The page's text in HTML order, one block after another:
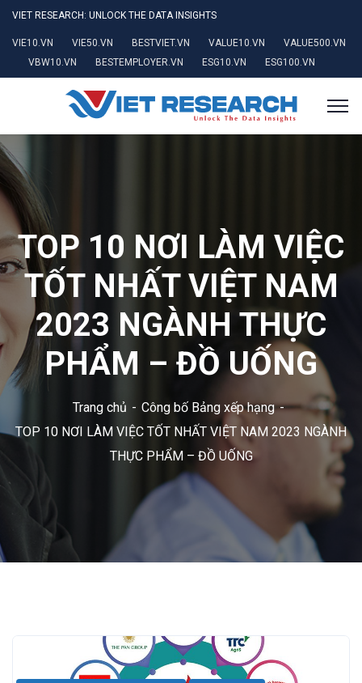
VIET RESEARCH: UNLOCK THE DATA INSIGHTS
VIE10.VN VIE50.VN BESTVIET.VN VALUE10.VN
VALUE500.VN
VBW10.VN
BESTEMPLOYER.VN ESG10.VN ESG100.VN
TOP 10 NƠI LÀM VIỆC
TỐT NHẤT VIỆT NAM
2023 NGÀNH THỰC
PHẨM – ĐỒ UỐNG
Trang chủ
Công bố Bảng xếp hạng
TOP 10 NƠI LÀM VIỆC TỐT NHẤT VIỆT NAM 2023 NGÀNH
THỰC PHẨM – ĐỒ UỐNG